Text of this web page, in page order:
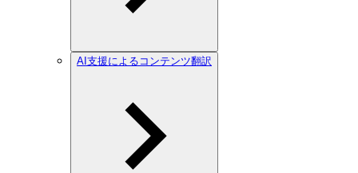
AI支援によるコンテンツ翻訳